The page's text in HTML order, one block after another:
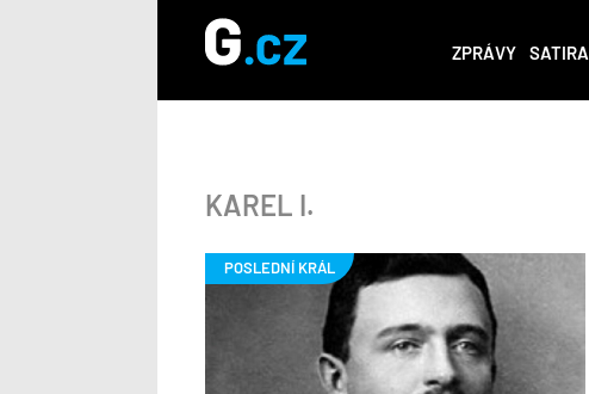
ZPRÁVY SATIRA
KAREL I.